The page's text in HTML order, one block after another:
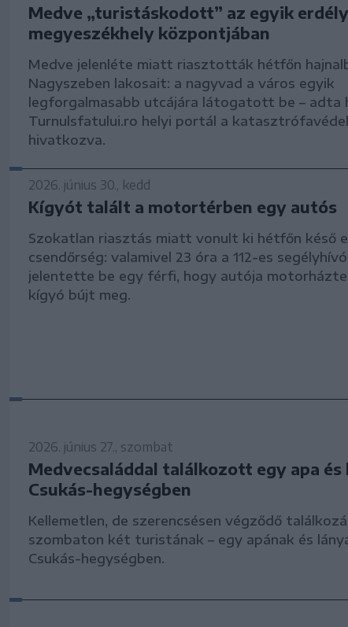
Medve „turistáskodott” az egyik
megyeszékhely központjában
Medve jelenléte miatt riasztották hétfőn
Nagyszeben lakosait: a nagyvad a város egyik
legforgalmasabb utcájára látogatott be – adta
Turnulsfatului.ro helyi portál a
hivatkozva.
2026. június 30., kedd
Kígyót talált a motortérben egy autós
Szokatlan riasztás miatt vonult ki hétfőn késő
csendőrség: valamivel 23 óra a 112-es
jelentette be egy férfi, hogy autója
kígyó bújt meg.
2026. június 27., szombat
Medvecsaláddal találkozott egy apa és
Csukás-hegységben
Kellemetlen, de szerencsésen végződő
szombaton két turistának – egy apának és
Csukás-hegységben.